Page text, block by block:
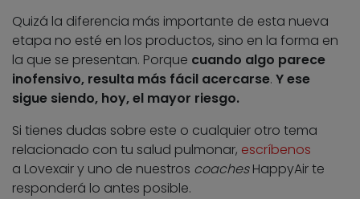
Quizá la diferencia más importante de esta nueva
etapa no esté en los productos, sino en la forma en
la que se presentan. Porque cuando algo parece
inofensivo, resulta más fácil acercarse. Y ese
sigue siendo, hoy, el mayor riesgo.
Si tienes dudas sobre este o cualquier otro tema
relacionado con tu salud pulmonar, escríbenos
a Lovexair y uno de nuestros coachesHappyAir te
responderá lo antes posible.